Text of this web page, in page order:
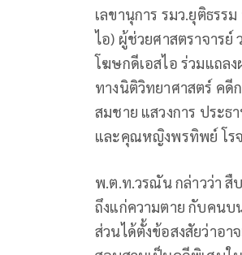
เลขานุการ รมว.ยุติธร
ไอ) ผู้ช่วยศาสตราจาร
โฆษกดีเอสไอ ร่วมแถล
ทางนิติวิทยาศาสตร์​ คดี​
สมชาย แสวงการ ประ
และคุณหญิงพรทิพย์ โร
พ.ต.ท.วรณัน​ กล่าวว่า​ สื
ถึงแก่ความตาย กับคน
ส่วนได้ตั้งข้อสงสัยว่าอ